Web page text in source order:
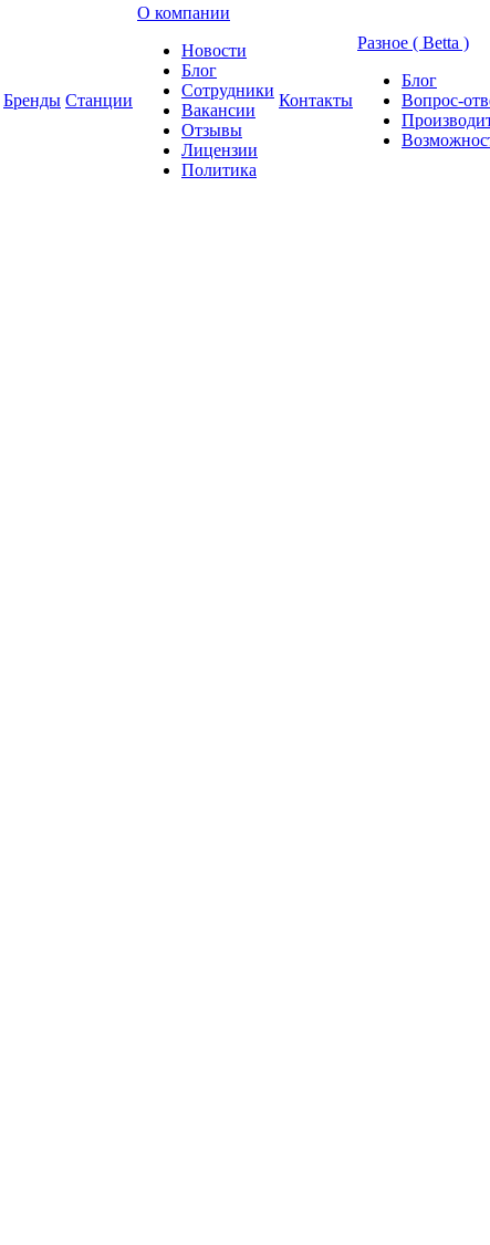
Бренды Станции
О компании
Новости
Блог
Сотрудники
Вакансии
Отзывы
Лицензии
Политика
Контакты
Разное ( Betta )
Блог
Вопрос-